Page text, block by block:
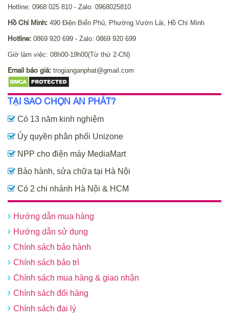
Hotline: 0968 025 810 - Zalo: 0968025810
Hồ Chí Minh: 490 Điện Biển Phủ, Phường Vườn Lài, Hồ Chí Minh
Hotline: 0869 920 699 - Zalo: 0869 920 699
Giờ làm việc: 08h00-19h00(Từ thứ 2-CN)
Email báo giá: trogianganphat@gmail.com
TẠI SAO CHỌN AN PHÁT?
Có 13 năm kinh nghiệm
Ủy quyền phân phối Unizone
NPP cho điện máy MediaMart
Bảo hành, sửa chữa tại Hà Nội
Có 2 chi nhánh Hà Nội & HCM
Hướng dẫn mua hàng
Hướng dẫn sử dụng
Chính sách bảo hành
Chính sách bảo trì
Chính sách mua hàng & giao nhận
Chính sách đổi hàng
Chính sách đại lý